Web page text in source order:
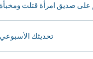
صديق امرأة قتلت
تحديثك الأسبوعي –